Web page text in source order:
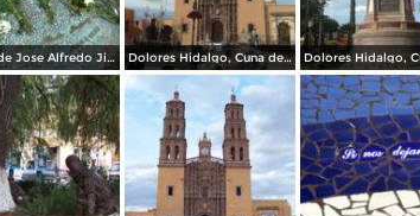
Tumba de Jose Alfredo Jimenez Dolores Hidalgo, Cuna de la Independencia Nacional.